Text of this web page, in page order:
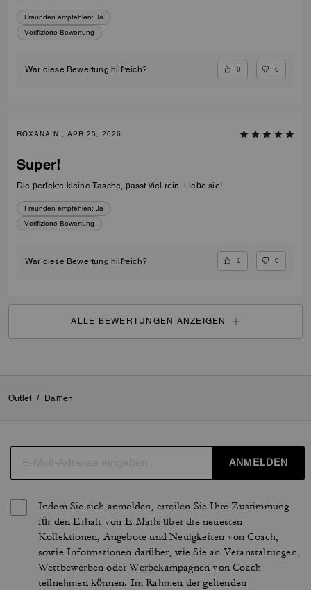
Freunden empfehlen: Ja
Verifizierte Bewertung
War diese Bewertung hilfreich? 0 0
ROXANA N., APR 25, 2026
Super!
Die perfekte kleine Tasche, passt viel rein. Liebe sie!
Freunden empfehlen: Ja
Verifizierte Bewertung
War diese Bewertung hilfreich? 1 0
ALLE BEWERTUNGEN ANZEIGEN
Outlet / Damen
ANMELDEN
Indem Sie sich anmelden, erteilen Sie Ihre Zustimmung
für den Erhalt von E-Mails über die neuesten
Kollektionen, Angebote und Neuigkeiten von Coach,
sowie Informationen darüber, wie Sie an Veranstaltungen,
Wettbewerben oder Werbekampagnen von Coach
teilnehmen können. Im Rahmen der geltenden